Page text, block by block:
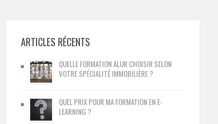
ARTICLES RÉCENTS
QUELLE FORMATION ALUR CHOISIR SELON
VOTRE SPÉCIALITÉ IMMOBILIÈRE ?
QUEL PRIX POUR MA FORMATION EN E-
LEARNING ?